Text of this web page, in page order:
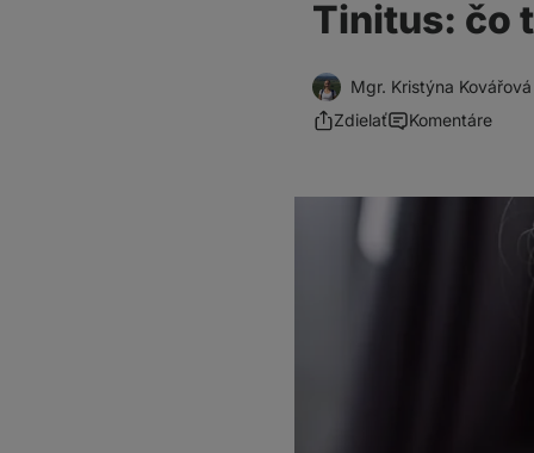
Tinitus: čo
Mgr. Kristýna Kovářová
Zdielať
Komentáre